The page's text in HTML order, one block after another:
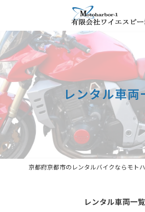
レンタル車両
京都府京都市のレンタルバイクならモト
レンタル車両一覧